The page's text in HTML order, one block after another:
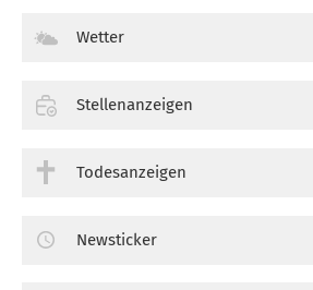
Wetter
Stellenanzeigen
Todesanzeigen
Newsticker